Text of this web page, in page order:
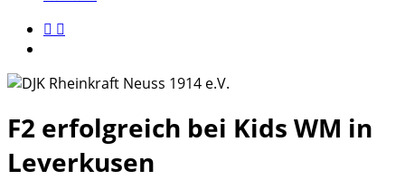
facebook
instagram
F2 erfolgreich bei Kids WM in
Leverkusen